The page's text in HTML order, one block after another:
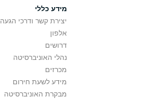
מידע כללי
יצירת קשר ודרכי הגעה
אלפון
דרושים
נהלי האוניברסיטה
מכרזים
מידע לשעת חירום
מבקרת האוניברסיטה